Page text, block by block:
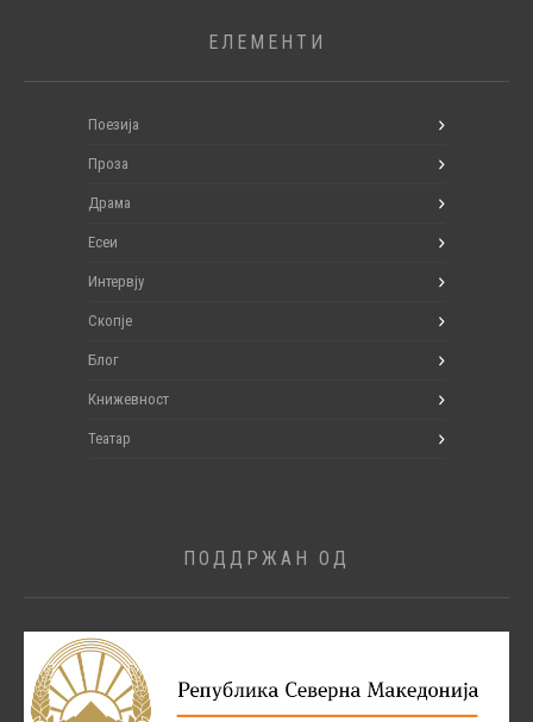
ЕЛЕМЕНТИ
Поезија
Проза
Драма
Есеи
Интервју
Скопје
Блог
Книжевност
Театар
ПОДДРЖАН ОД